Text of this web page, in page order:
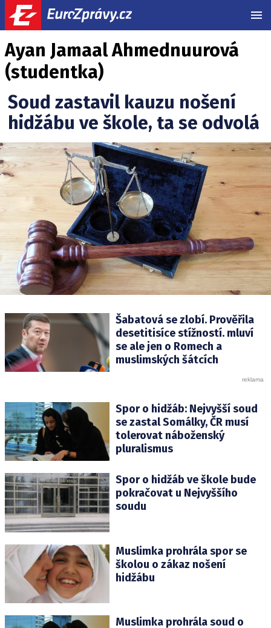
Ayan Jamaal Ahmednuurová
(studentka)
Soud zastavil kauzu nošení
hidžábu ve škole, ta se odvolá
Šabatová se zlobí. Prověřila
desetitisíce stížností. mluví
se ale jen o Romech a
muslimských šátcích
Spor o hidžáb: Nejvyšší soud
se zastal Somálky, ČR musí
tolerovat náboženský
pluralismus
Spor o hidžáb ve škole bude
pokračovat u Nejvyššího
soudu
Muslimka prohrála spor se
školou o zákaz nošení
hidžábu
Muslimka prohrála soud o